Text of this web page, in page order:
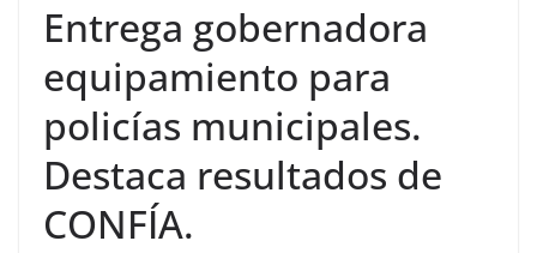
Entrega gobernadora
equipamiento para
policías municipales.
Destaca resultados de
CONFÍA.